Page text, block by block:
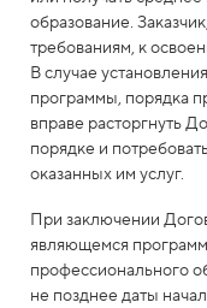
образование.
требованиям, к
В случае
программы, порядка
вправе расторгнуть
порядке и
оказанных им услуг.
При заключении
являющемся
профессионального
не позднее даты